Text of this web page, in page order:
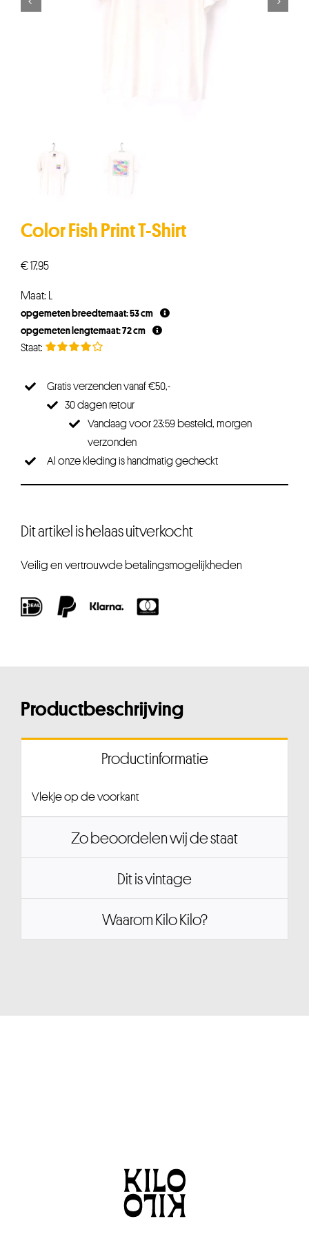
Color Fish Print T-Shirt
€17,95
Maat: L
opgemeten breedtemaat: 53 cm
opgemeten lengtemaat: 72 cm
Gratis verzenden vanaf €50,-
30 dagen retour
Vandaag voor 23:59 besteld, morgen
verzonden
Al onze kleding is handmatig gecheckt
Dit artikel is helaas uitverkocht
Veilig en vertrouwde betalingsmogelijkheden
Productbeschrijving
Productinformatie
Vlekje op de voorkant
Zo beoordelen wij de staat
Dit is vintage
Waarom Kilo Kilo?